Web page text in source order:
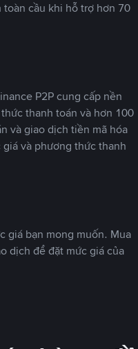
cầu khi hỗ trợ hơn 70
P2P cung cấp nền
thanh toán và hơn 100
và giao dịch tiền mã hóa
và phương thức thanh
giá bạn mong muốn. Mua
dịch để đặt mức giá của